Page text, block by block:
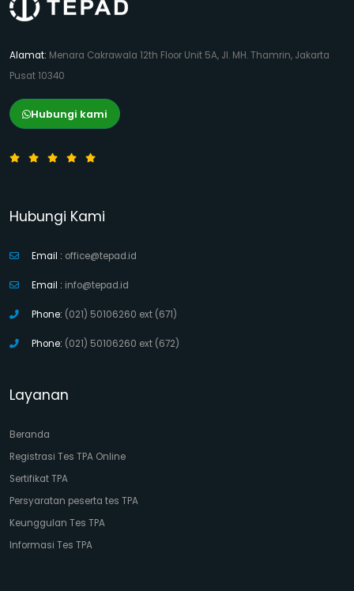
Alamat: Menara Cakrawala 12th Floor Unit 5A, Jl. MH. Thamrin, Jakarta
Pusat 10340
Hubungi kami
Hubungi Kami
Email : office@tepad.id
Email : info@tepad.id
Phone: (021) 50106260 ext (671)
Phone: (021) 50106260 ext (672)
Layanan
Beranda
Registrasi Tes TPA Online
Sertifikat TPA
Persyaratan peserta tes TPA
Keunggulan Tes TPA
Informasi Tes TPA